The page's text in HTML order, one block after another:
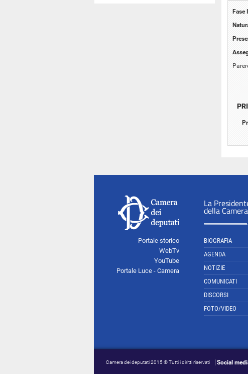
Fase
Portale storico
WebTv
YouTube
Portale Luce - Camera
La
della Camera
BIOGRAFIA
AGENDA
NOTIZIE
COMUNICATI
DISCORSI
FOTO/VIDEO
Camera dei deputati 2015 © Tutti i diritti riservati Social